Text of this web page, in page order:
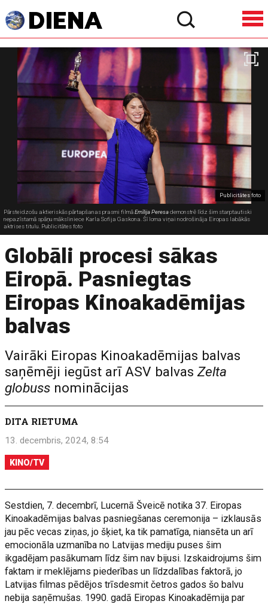
Publicitātes foto
Pārsteidzošu aktieriskās pārtapšanas prasmi filmāEmīlija Peresademonstrē līdz šim starptautiski
nepazīstamā spāņu māksliniece Karla Sofija Gaskona. Šī loma viņai nodrošināja Eiropas labākās
aktrises titulu. Publicitātes foto
Globāli procesi sākas
Eiropā. Pasniegtas
Eiropas Kinoakadēmijas
balvas
Vairāki Eiropas Kinoakadēmijas balvas
saņēmēji iegūst arī ASV balvasZelta
globuss nominācijas
DITA RIETUMA
13. decembris, 2024, 8:54
KINO/TV
Sestdien, 7. decembrī, Lucernā Šveicē notika 37. Eiropas
Kinoakadēmijas balvas pasniegšanas ceremonija – izklausās
jau pēc vecas ziņas, jo šķiet, ka tik pamatīga, niansēta un arī
emocionāla uzmanība no Latvijas mediju puses šim
ikgadējam pasākumam līdz šim nav bijusi. Izskaidrojums šim
faktam ir meklējams piederības un līdzdalības faktorā, jo
Latvijas filmas pēdējos trīsdesmit četros gados šo balvu
nebija saņēmušas. 1990. gadā Eiropas Kinoakadēmija par